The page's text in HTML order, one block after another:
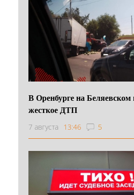
В Оренбурге на
жесткое ДТП
7 августа 13:46 5